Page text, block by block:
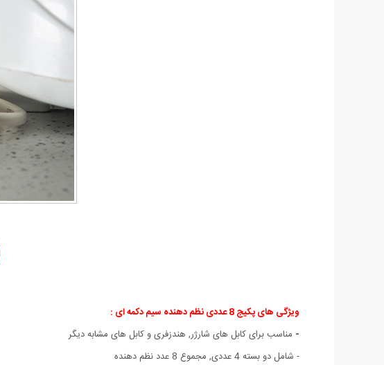
ویژگی های پکیج 8 عددی نظم دهنده سیم دکمه ای :
- مناسب برای کابل های شارژر, هندزفری و کابل های مشابه دیگر
- شامل دو بسته 4 عددی, مجموع 8 عدد نظم دهنده